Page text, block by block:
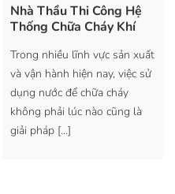
Nhà Thầu Thi Công Hệ
Thống Chữa Cháy Khí
Trong nhiều lĩnh vực sản xuất
và vận hành hiện nay, việc sử
dụng nước để chữa cháy
không phải lúc nào cũng là
giải pháp […]